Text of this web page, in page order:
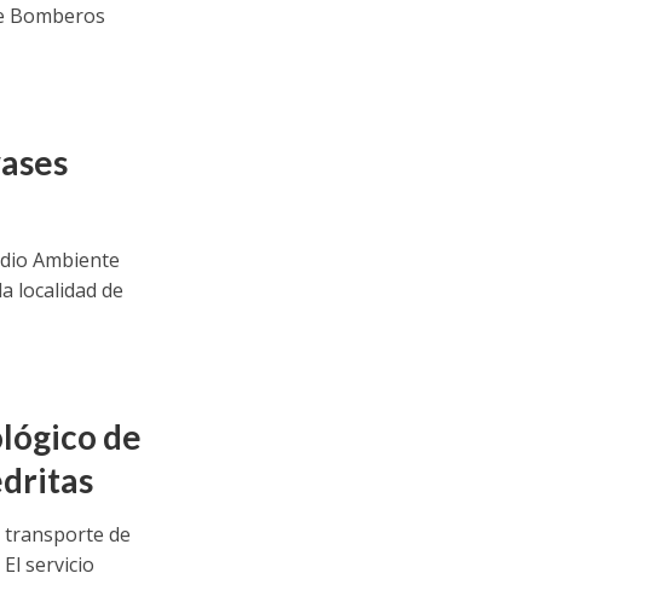
Bomberos
Ambiente
localidad de
de
transporte de
servicio